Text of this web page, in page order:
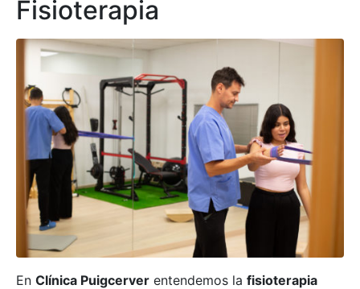
Fisioterapia
En Clínica Puigcerver entendemos la fisioterapia